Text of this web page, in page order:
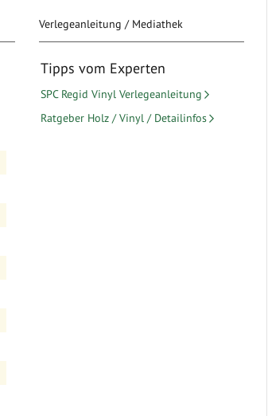
Verlegeanleitung / Mediathek
Tipps vom Experten
SPC Regid Vinyl Verlegeanleitung
Ratgeber Holz / Vinyl / Detailinfos